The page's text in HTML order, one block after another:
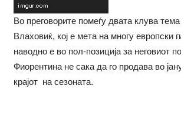
Во преговорите помеѓу двата клува
Влаховиќ, кој е мета на многу европски
наводно е во пол-позиција за неговиот
Фиорентина не сака да го продава во
крајот на сезоната.